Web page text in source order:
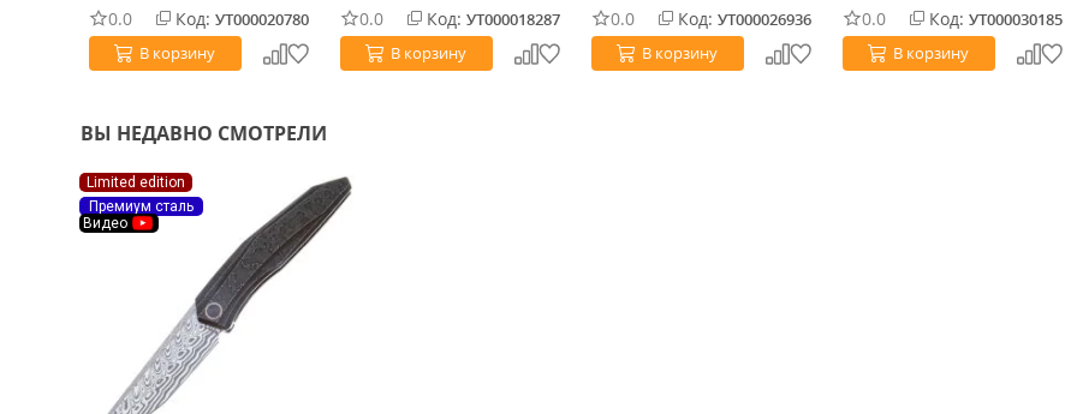
0.0 Код: УТ000020780
В корзину
0.0 Код: УТ000018287
В корзину
0.0 Код: УТ000026936
В корзину
0.0 Код: УТ000030185
В корзину
ВЫ НЕДАВНО СМОТРЕЛИ
Limited edition
Премиум сталь
Видео